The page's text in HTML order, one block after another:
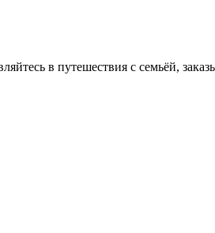
в путешествия с семьёй,